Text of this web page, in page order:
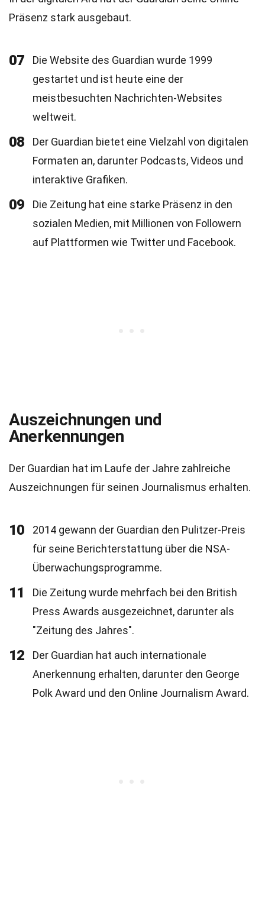
Präsenz stark ausgebaut.
07
Die Website des Guardian wurde 1999
gestartet und ist heute eine der
meistbesuchten Nachrichten-Websites
weltweit.
08
Der Guardian bietet eine Vielzahl von digitalen
Formaten an, darunter Podcasts, Videos und
interaktive Grafiken.
09
Die Zeitung hat eine starke Präsenz in den
sozialen Medien, mit Millionen von Followern
auf Plattformen wie Twitter und Facebook.
Auszeichnungen und
Anerkennungen
Der Guardian hat im Laufe der Jahre zahlreiche
Auszeichnungen für seinen Journalismus erhalten.
10
2014 gewann der Guardian den Pulitzer-Preis
für seine Berichterstattung über die NSA-
Überwachungsprogramme.
11
Die Zeitung wurde mehrfach bei den British
Press Awards ausgezeichnet, darunter als
"Zeitung des Jahres".
12
Der Guardian hat auch internationale
Anerkennung erhalten, darunter den George
Polk Award und den Online Journalism Award.